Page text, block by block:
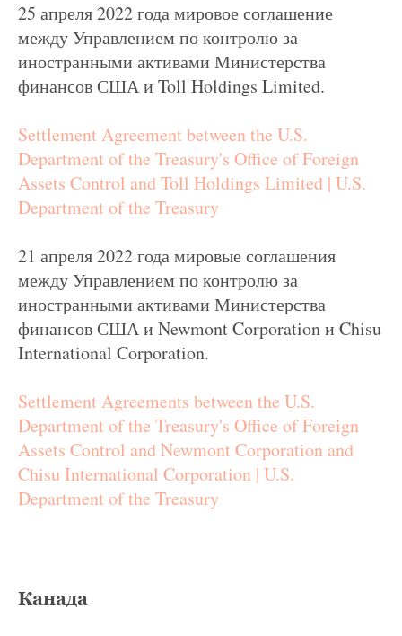
25 апреля 2022 года мировое соглашение
между Управлением по контролю за
иностранными активами Министерства
финансов США и Toll Holdings Limited.
Settlement Agreement between the U.S.
Department of the Treasury's Office of Foreign
Assets Control and Toll Holdings Limited | U.S.
Department of the Treasury
21 апреля 2022 года мировые соглашения
между Управлением по контролю за
иностранными активами Министерства
финансов США и Newmont Corporation и Chisu
International Corporation.
Settlement Agreements between the U.S.
Department of the Treasury's Office of Foreign
Assets Control and Newmont Corporation and
Chisu International Corporation | U.S.
Department of the Treasury
Канада